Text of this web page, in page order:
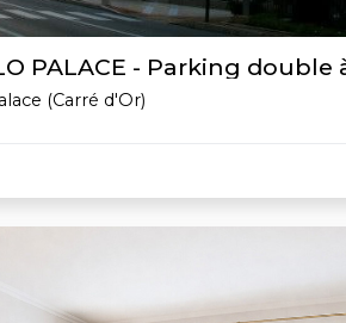
PALACE - Parking double
(Carré d'Or)